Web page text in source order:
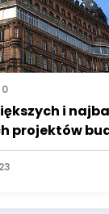
0
i
projektów
jak wieże,